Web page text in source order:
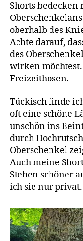
Shorts bedecken
oberhalb des
Achte darauf,
des
wirken
Freizeithosen.
Tückisch finde
oft eine schöne
unschön ins
durch
Oberschenkel
Auch meine
Stehen schöner
ich sie nur privat.